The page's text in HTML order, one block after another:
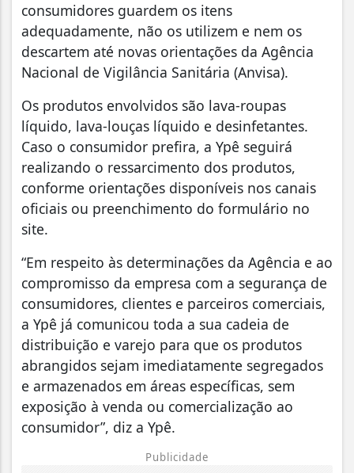
consumidores guardem os itens
adequadamente, não os utilizem e nem os
descartem até novas orientações da Agência
Nacional de Vigilância Sanitária (Anvisa).
Os produtos envolvidos são lava-roupas
líquido, lava-louças líquido e desinfetantes.
Caso o consumidor prefira, a Ypê seguirá
realizando o ressarcimento dos produtos,
conforme orientações disponíveis nos canais
oficiais ou preenchimento do formulário no
site.
“Em respeito às determinações da Agência e ao
compromisso da empresa com a segurança de
consumidores, clientes e parceiros comerciais,
a Ypê já comunicou toda a sua cadeia de
distribuição e varejo para que os produtos
abrangidos sejam imediatamente segregados
e armazenados em áreas específicas, sem
exposição à venda ou comercialização ao
consumidor”, diz a Ypê.
Publicidade